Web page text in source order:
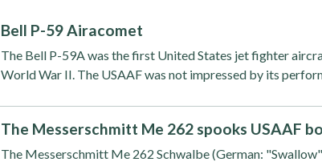
Bell P-59 Airacomet
The Bell P-59A was the first United States jet fighter
World War II. The USAAF was not impressed by its
The Messerschmitt Me 262 spooks USAAF
The Messerschmitt Me 262 Schwalbe (German: